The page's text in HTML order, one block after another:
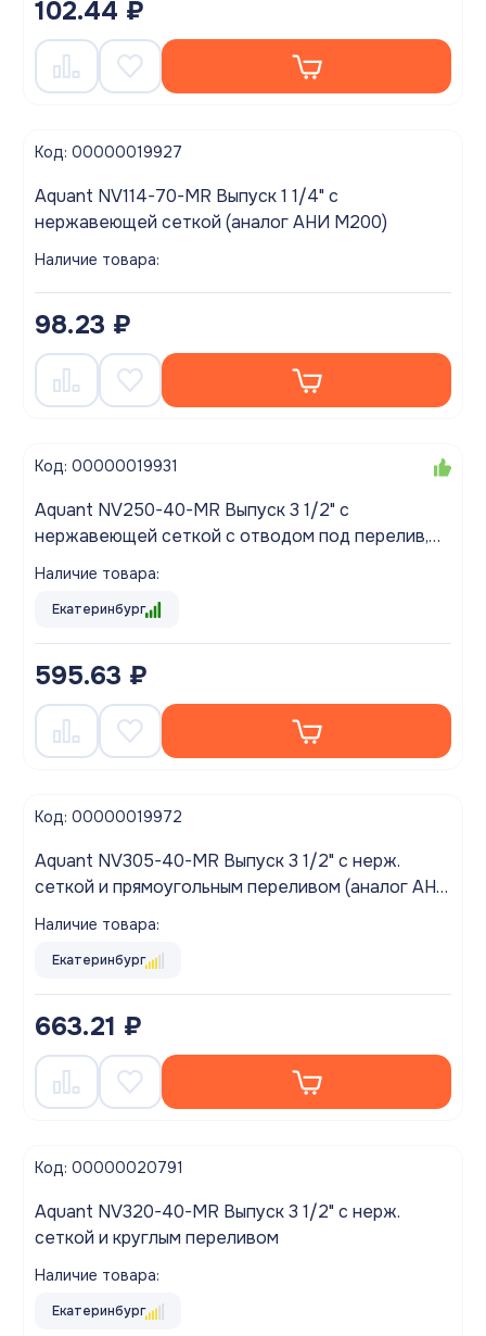
102.44 ₽
Код: 00000019927
Aquant NV114-70-MR Выпуск 1 1/4" с
нержавеющей сеткой (аналог АНИ М200)
Наличие товара:
98.23 ₽
Код: 00000019931
Aquant NV250-40-MR Выпуск 3 1/2" с
нержавеющей сеткой с отводом под перелив,
без гофры
Наличие товара:
Екатеринбург
595.63 ₽
Код: 00000019972
Aquant NV305-40-MR Выпуск 3 1/2" с нерж.
сеткой и прямоугольным переливом (аналог АНИ
N305S)
Наличие товара:
Екатеринбург
663.21 ₽
Код: 00000020791
Aquant NV320-40-MR Выпуск 3 1/2" с нерж.
сеткой и круглым переливом
Наличие товара:
Екатеринбург